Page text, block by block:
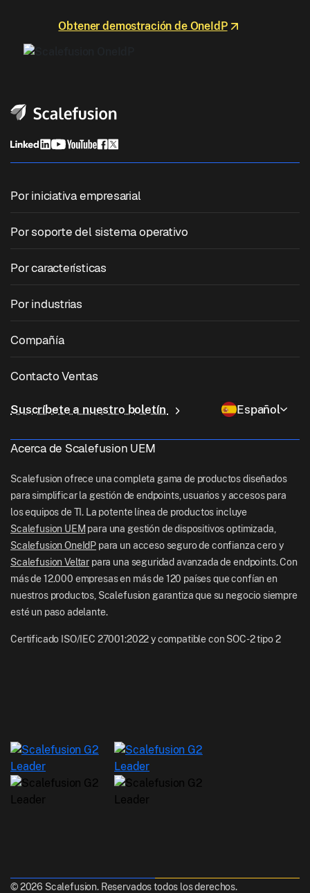
Obtener demostración de OneIdP
Por iniciativa empresarial
Software de quiosco
Traiga su propio dispositivo (BYOD)
Por soporte del sistema operativo
Gestión de iOS
Gestión de Linux
Por características
Acceso condicional
Control remoto
Por industrias
Minorista
Logística
Compañía
Documentos de ayuda
Blog
Sala de redacción
Careers
Contacto Ventas
sales[at]scalefusion.com
NZ: +64-9-888-4315
India: +91-63694-45500
Suscríbete a nuestro boletín Español
Acerca de Scalefusion UEM
Scalefusion ofrece una completa gama de productos diseñados
para simplificar la gestión de endpoints, usuarios y accesos para
los equipos de TI. La potente línea de productos incluye
Scalefusion UEM para una gestión de dispositivos optimizada,
Scalefusion OneIdP para un acceso seguro de confianza cero y
Scalefusion Veltar para una seguridad avanzada de endpoints. Con
más de 12.000 empresas en más de 120 países que confían en
nuestros productos, Scalefusion garantiza que su negocio siempre
esté un paso adelante.
Certificado ISO/IEC 27001:2022 y compatible con SOC-2 tipo 2
© 2026 Scalefusion. Reservados todos los derechos.